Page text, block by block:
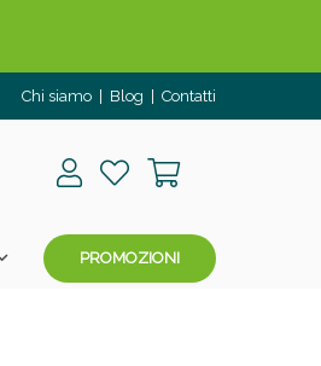
Chi siamo Blog Contatti
PROMOZIONI